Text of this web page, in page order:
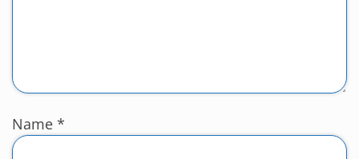
Name *